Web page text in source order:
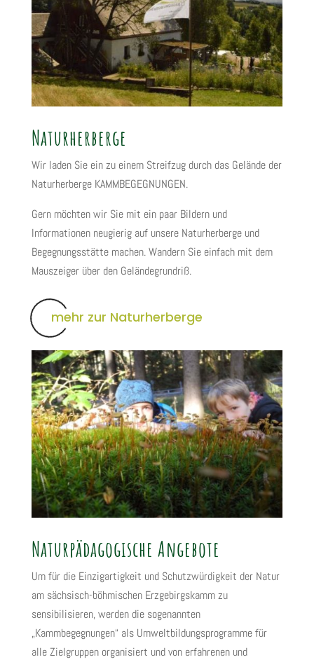
Naturherberge
Wir laden Sie ein zu einem Streifzug durch das Gelände der
Naturherberge KAMMBEGEGNUNGEN.
Gern möchten wir Sie mit ein paar Bildern und
Informationen neugierig auf unsere Naturherberge und
Begegnungsstätte machen. Wandern Sie einfach mit dem
Mauszeiger über den Geländegrundriß.
mehr zur Naturherberge
Naturpädagogische Angebote
Um für die Einzigartigkeit und Schutzwürdigkeit der Natur
am sächsisch-böhmischen Erzgebirgskamm zu
sensibilisieren, werden die sogenannten
„Kammbegegnungen“ als Umweltbildungsprogramme für
alle Zielgruppen organisiert und von erfahrenen und